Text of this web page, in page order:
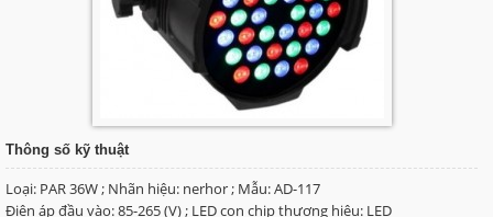
Thông số kỹ thuật
Loại: PAR 36W ; Nhãn hiệu: nerhor ; Mẫu: AD-117
Điện áp đầu vào: 85-265 (V) ; LED con chip thương hiệu: LED